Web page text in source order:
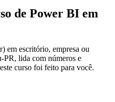
de Power BI em
em escritório, empresa ou
PR, lida com números e
curso foi feito para você.